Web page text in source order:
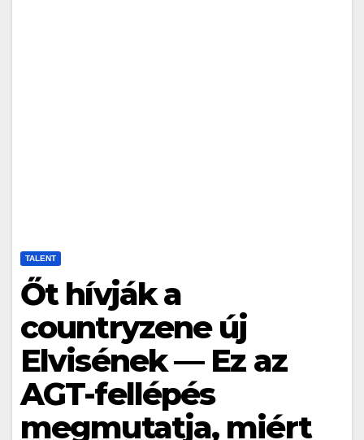
TALENT
Őt hívják a
countryzene új
Elvisének — Ez az
AGT-fellépés
megmutatja, miért